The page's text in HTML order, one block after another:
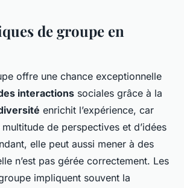
de groupe en
offre une chance exceptionnelle
interactions sociales grâce à la
enrichit l’expérience, car
de perspectives et d’idées
elle peut aussi mener à des
n’est pas gérée correctement. Les
impliquent souvent la